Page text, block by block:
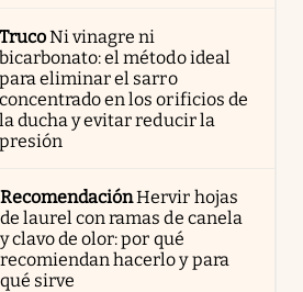
TrucoNi vinagre ni
bicarbonato: el método ideal
para eliminar el sarro
concentrado en los orificios de
la ducha y evitar reducir la
presión
RecomendaciónHervir hojas
de laurel con ramas de canela
y clavo de olor: por qué
recomiendan hacerlo y para
qué sirve